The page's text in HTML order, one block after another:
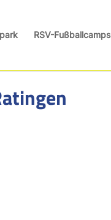
RSV-Fußballcamps